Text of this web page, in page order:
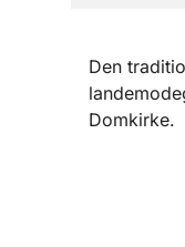
Den
Domkirke.